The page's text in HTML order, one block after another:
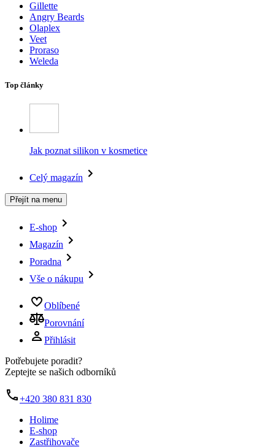
Gillette
Angry Beards
Olaplex
Veet
Proraso
Weleda
Top články
Jak poznat silikon v kosmetice
Celý magazín
Přejít na menu
E-shop
Magazín
Poradna
Vše o nákupu
Oblíbené
Porovnání
Přihlásit
Potřebujete poradit?
Zeptejte se našich odborníků
+420 380 831 830
Holime
E-shop
Zastřihovače